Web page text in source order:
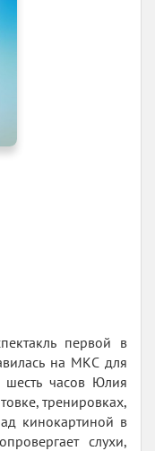
первой в
на МКС для
часов Юлия
тренировках,
кинокартиной в
слухи,